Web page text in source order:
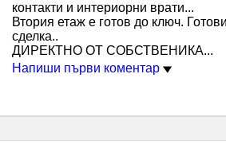
контакти и интериорни врати...
Втория етаж е готов до ключ.
сделка..
ДИРЕКТНО ОТ СОБСТВЕНИКА...
Напиши първи коментар